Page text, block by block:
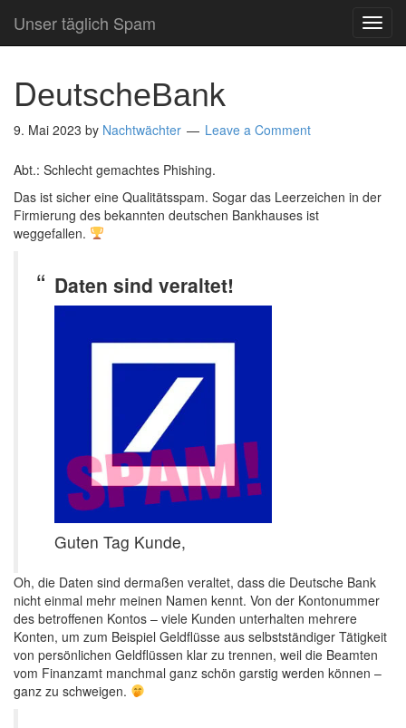
Unser täglich Spam
DеutѕсhеВаnk
9. Mai 2023 by Nachtwächter Leave a Comment
Abt.: Schlecht gemachtes Phishing.
Das ist sicher eine Qualitätsspam. Sogar das Leerzeichen in der
Firmierung des bekannten deutschen Bankhauses ist
weggefallen.
Daten sind veraltet!
Guten Tag Kunde,
Oh, die Daten sind dermaßen veraltet, dass die Deutsche Bank
nicht einmal mehr meinen Namen kennt. Von der Kontonummer
des betroffenen Kontos – viele Kunden unterhalten mehrere
Konten, um zum Beispiel Geldflüsse aus selbstständiger Tätigkeit
von persönlichen Geldflüssen klar zu trennen, weil die Beamten
vom Finanzamt manchmal ganz schön garstig werden können –
ganz zu schweigen.